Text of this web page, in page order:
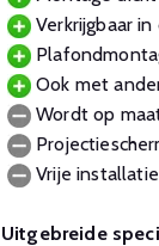
Verkrijgbaar
Ook met
Wordt op
Vrije
Uitgebreide